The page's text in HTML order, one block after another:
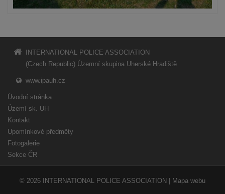
INTERNATIONAL POLICE ASSOCIATION
(Czech Republic) Územní skupina Uherské Hradiště
www.ipauh.cz
Úvodní stránka
Území sk. UH
Kontakt
Upomínkové předměty
Fotogalerie
Sekce ČR
© 2026 INTERNATIONAL POLICE ASSOCIATION | Mapa webu